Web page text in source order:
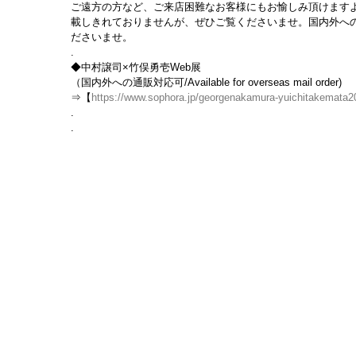
ご遠方の方など、ご来店困難なお客様にもお愉しみ頂けま
載しきれておりませんが、ぜひご覧くださいませ。国内外
ださいませ。
.
◆中村譲司×竹俣勇壱Web展
（国内外への通販対応可/Available for overseas mail order)
⇒【 https://www.sophora.jp/georgenakamura-
.
.